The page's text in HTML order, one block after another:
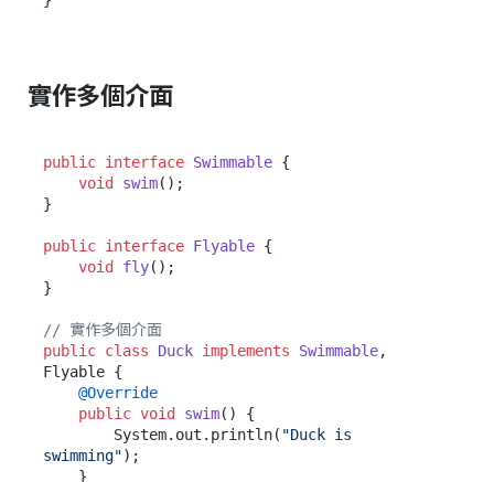
實作多個介面
public interface Swimmable {
void swim() ;
}
public interface Flyable {
void fly() ;
}
// 實作多個介面
public class Duck implements Swimmable,
Flyable {
@Override
public void swim()
{
        System.out.println(
"Duck is
swimming");